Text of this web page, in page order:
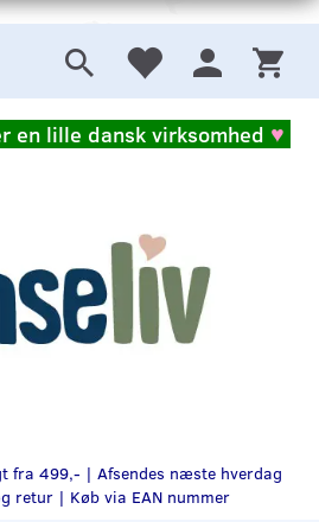
en lille dansk virksomhed ♥
fra 499,- | Afsendes næste hverdag
retur | Køb via EAN nummer